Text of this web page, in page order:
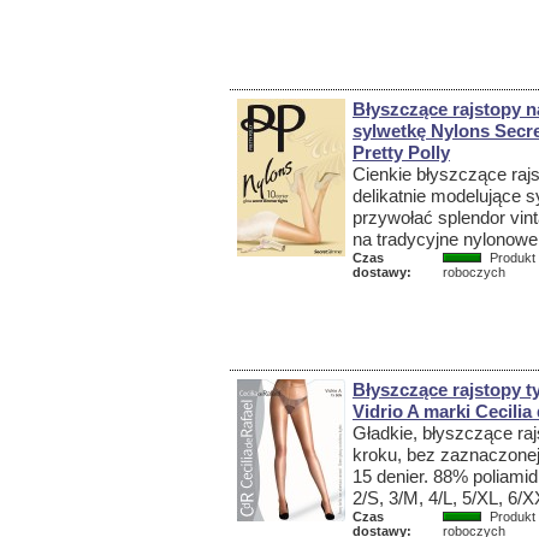
Błyszczące rajstopy
sylwetkę Nylons
Pretty Polly
Cienkie błyszczące
delikatnie modelujące
przywołać splendor
na tradycyjne
Czas
dostawy:
roboczych
Błyszczące rajstopy
Vidrio A marki Cecilia
Gładkie, błyszczące
kroku, bez
15 denier. 88%
2/S, 3/M, 4/L, 5/XL, 6/
Czas
dostawy:
roboczych